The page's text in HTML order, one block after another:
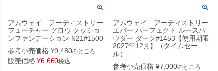
アムウェイ アーティストリー
フューチャー グロウ クッショ
ンファンデーション N21#1500
参考小売価格 ¥9,480のところ
販売価格 ¥6,660税込
アムウェイ アーティストリー
エバー パーフェクト ルースパ
ウダー ダーク#1453【使用期限
2027年12月】（タイムセー
ル）
参考小売価格 ¥7,000のところ